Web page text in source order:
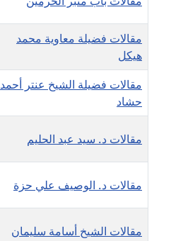
مقالات فضيلة معاوية محمد
هيكل
مقالات فضيلة الشيخ عنتر أحمد
حشاد
مقالات د. سيد عبد الحليم
مقالات د. الوصيف علي حزة
مقالات الشيخ أسامة سليمان